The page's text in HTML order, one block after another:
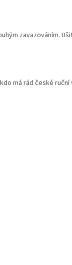
zavazováním.
má rád české